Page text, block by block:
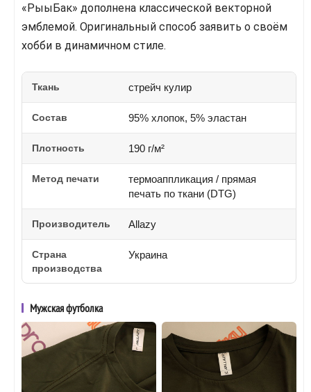
«РыыБак» дополнена классической векторной
эмблемой. Оригинальный способ заявить о своём
хобби в динамичном стиле.
Ткань стрейч кулир
Состав 95% хлопок, 5% эластан
Плотность 190 г/м²
Метод печати
термоаппликация / прямая
печать по ткани (DTG)
Производитель Allazy
Страна
производства
Украина
Мужская футболка